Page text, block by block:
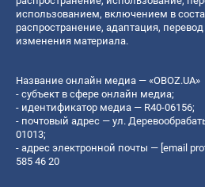
использованием, включением в
распространение, адаптация,
изменения материала.
Название онлайн медиа — «OBOZ.UA»
- субъект в сфере онлайн медиа;
- идентификатор медиа — R40-06156;
- почтовый адрес — ул.
01013;
- адрес электронной почты — [email
585 46 20